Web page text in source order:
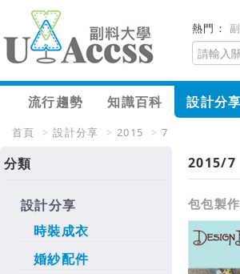
熱門：
流行趨勢 知識百科 設計分享
首頁 > 設計分享 > 2015 > 7
分類
設計分享
時裝成衣
婚紗配件
2015/7
包包製